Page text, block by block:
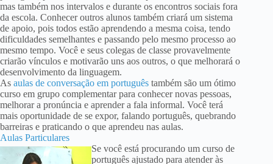
mas também nos intervalos e durante os encontros sociais fora
da escola. Conhecer outros alunos também criará um sistema
de apoio, pois todos estão aprendendo a mesma coisa, tendo
dificuldades semelhantes e passando pelo mesmo processo ao
mesmo tempo. Você e seus colegas de classe provavelmente
criarão vínculos e motivarão uns aos outros, o que melhorará o
desenvolvimento da linguagem.
As aulas de conversação em português também são um ótimo
curso em grupo complementar para conhecer novas pessoas,
melhorar a pronúncia e aprender a fala informal. Você terá
mais oportunidade de se expor, falando português, quebrando
barreiras e praticando o que aprendeu nas aulas.
Aulas Particulares
Se você está procurando um curso de
português ajustado para atender às